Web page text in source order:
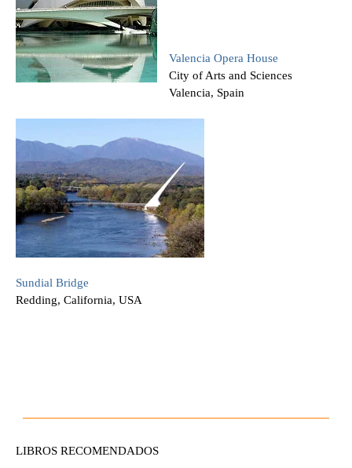
Valencia Opera House
City of Arts and Sciences
Valencia, Spain
Sundial Bridge
Redding, California, USA
LIBROS RECOMENDADOS